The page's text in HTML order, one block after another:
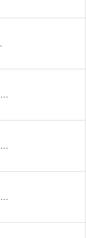
오세븐스 양평점 카페매니저 채용합니다.